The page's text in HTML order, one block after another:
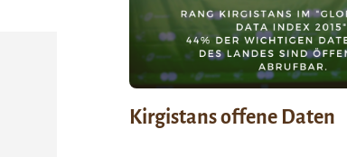
Kirgistans offene Daten